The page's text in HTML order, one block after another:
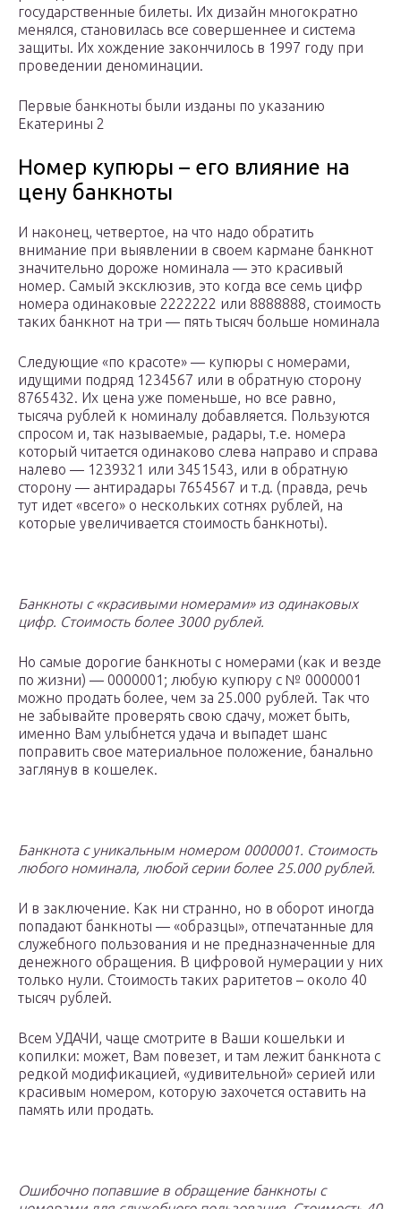
государственные билеты. Их дизайн многократно
менялся, становилась все совершеннее и система
защиты. Их хождение закончилось в 1997 году при
проведении деноминации.
Первые банкноты были изданы по указанию
Екатерины 2
Номер купюры – его влияние на
цену банкноты
И наконец, четвертое, на что надо обратить
внимание при выявлении в своем кармане банкнот
значительно дороже номинала — это красивый
номер. Самый эксклюзив, это когда все семь цифр
номера одинаковые 2222222 или 8888888, стоимость
таких банкнот на три — пять тысяч больше номинала
Следующие «по красоте» — купюры с номерами,
идущими подряд 1234567 или в обратную сторону
8765432. Их цена уже поменьше, но все равно,
тысяча рублей к номиналу добавляется. Пользуются
спросом и, так называемые, радары, т.е. номера
который читается одинаково слева направо и справа
налево — 1239321 или 3451543, или в обратную
сторону — антирадары 7654567 и т.д. (правда, речь
тут идет «всего» о нескольких сотнях рублей, на
которые увеличивается стоимость банкноты).
Банкноты с «красивыми номерами» из одинаковых
цифр. Стоимость более 3000 рублей.
Но самые дорогие банкноты с номерами (как и везде
по жизни) — 0000001; любую купюру с № 0000001
можно продать более, чем за 25.000 рублей. Так что
не забывайте проверять свою сдачу, может быть,
именно Вам улыбнется удача и выпадет шанс
поправить свое материальное положение, банально
заглянув в кошелек.
Банкнота с уникальным номером 0000001. Стоимость
любого номинала, любой серии более 25.000 рублей.
И в заключение. Как ни странно, но в оборот иногда
попадают банкноты — «образцы», отпечатанные для
служебного пользования и не предназначенные для
денежного обращения. В цифровой нумерации у них
только нули. Стоимость таких раритетов – около 40
тысяч рублей.
Всем УДАЧИ, чаще смотрите в Ваши кошельки и
копилки: может, Вам повезет, и там лежит банкнота с
редкой модификацией, «удивительной» серией или
красивым номером, которую захочется оставить на
память или продать.
Ошибочно попавшие в обращение банкноты с